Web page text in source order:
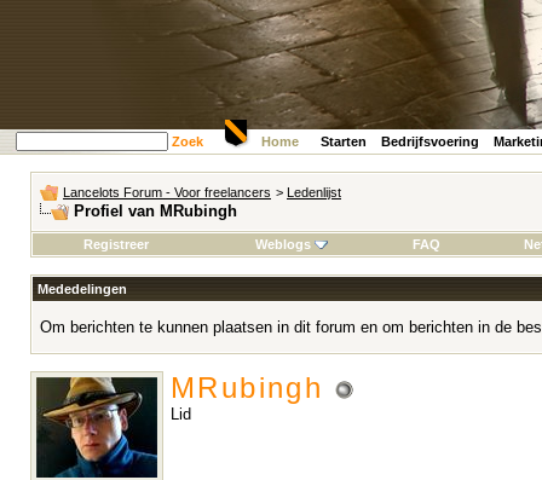
Zoek Home Starten Bedrijfsvoering
Lancelots Forum - Voor freelancers > Ledenlijst
Profiel van MRubingh
Registreer Weblogs FAQ
Mededelingen
Om berichten te kunnen plaatsen in dit forum en om berichten in de
MRubingh
Lid